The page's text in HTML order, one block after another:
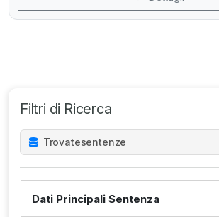
Filtri di Ricerca
Trovatesentenze
Dati Principali Sentenza